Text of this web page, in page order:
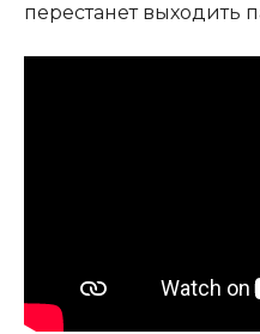
перестанет выходить